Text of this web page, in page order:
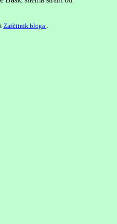
Zaščitnik bloga